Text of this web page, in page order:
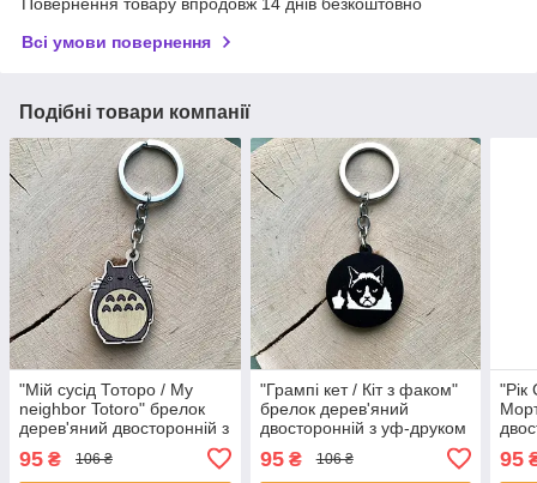
Всі умови повернення
Подібні товари компанії
"Мій сусід Тоторо / My
neighbor Totoro" брелок
дерев'яний двосторонній з
95 ₴ 106 ₴
"Грампі кет / Кіт з факом"
брелок дерев'яний
двосторонній з уф-друком
95₴ 106 ₴
"Рік
95